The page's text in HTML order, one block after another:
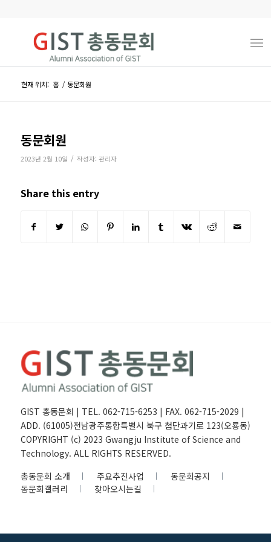
현재 위치: 홈 / 동문회원
동문회원
2023년 2월 10일 / 작성자: 관리자
Share this entry
GIST 총동문회 | TEL. 062-715-6253 | FAX. 062-715-2029 |
ADD. (61005)전남광주통합특별시 북구 첨단과기로 123(오룡동)
COPYRIGHT (c) 2023 Gwangju Institute of Science and
Technology. ALL RIGHTS RESERVED.
총동문회 소개
주요추진사업
동문회공지
동문회갤러리
찾아오시는길